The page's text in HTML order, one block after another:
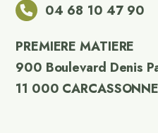
04 68 10 47 90
PREMIERE MATIERE
900 Boulevard Denis
11 000 CARCASSONNE